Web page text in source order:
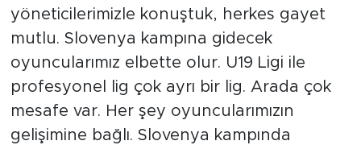
yöneticilerimizle konuştuk, herkes gayet
mutlu. Slovenya kampına gidecek
oyuncularımız elbette olur. U19 Ligi ile
profesyonel lig çok ayrı bir lig. Arada çok
mesafe var. Her şey oyuncularımızın
gelişimine bağlı. Slovenya kampında